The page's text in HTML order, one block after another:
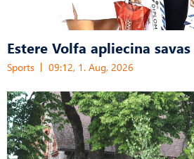
Estere Volfa apliecina
Sports 09:12, 1. Aug, 2026